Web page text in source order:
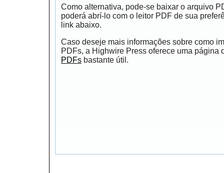
Como alternativa, pode-se baixar o arquivo
poderá abrí-lo com o leitor PDF de sua
link abaixo.
Caso deseje mais informações sobre como
PDFs, a Highwire Press oferece uma página
PDFs bastante útil.